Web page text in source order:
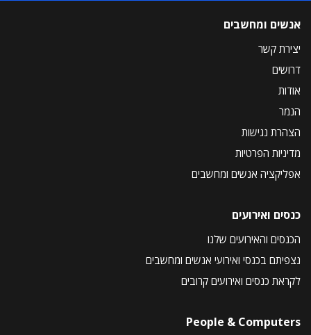
אנשים ומחשבים
יצירת קשר
דרושים
אודות
הנמר
הצהרת נגישות
מדיניות הפרטיות
אפליקציה אנשים ומחשבים
כנסים ואירועים
הכנסים והאירועים שלנו
נצפיתם בכנסי ואירועי אנשים ומחשבים
לקראת כנסים ואירועים קרובים
People & Computers